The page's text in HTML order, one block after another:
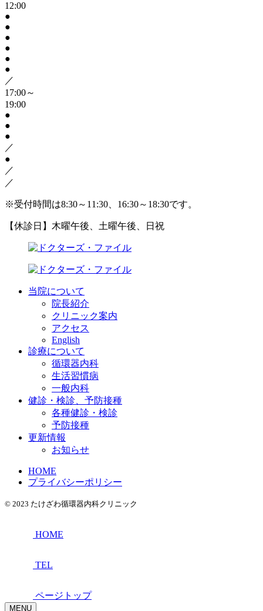
12:00
●
●
●
●
●
●
／
17:00～
19:00
●
●
●
／
●
／
／
※受付時間は8:30～11:30、16:30～18:30です。
【休診日】木曜午後、土曜午後、日祝
当院について
院長紹介
クリニック案内
アクセス
English
診療について
循環器内科
生活習慣病
一般内科
健診・検診、予防接種
各種健診・検診
予防接種
更新情報
お知らせ
HOME
プライバシーポリシー
© 2023 たけざわ循環器内科クリニック
HOME
TEL
ページトップ
MENU